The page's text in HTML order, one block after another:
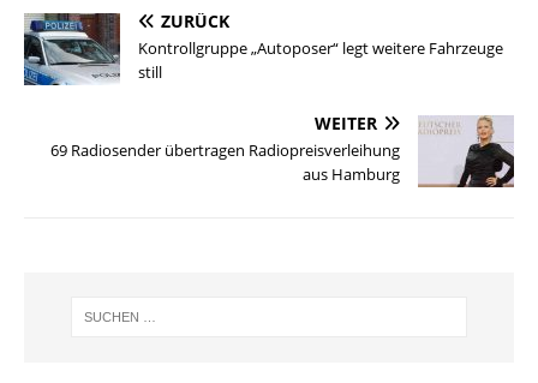
ZURÜCK
Kontrollgruppe „Autoposer“ legt weitere Fahrzeuge
still
WEITER
69 Radiosender übertragen Radiopreisverleihung
aus Hamburg